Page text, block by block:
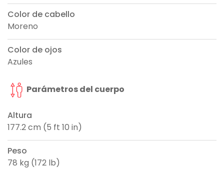
Color de cabello
Moreno
Color de ojos
Azules
Parámetros del cuerpo
Altura
177.2 cm (5 ft 10 in)
Peso
78 kg (172 lb)